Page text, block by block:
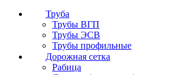
Труба
Трубы ВГП
Трубы ЭСВ
Трубы профильные
Дорожная сетка
Рабица